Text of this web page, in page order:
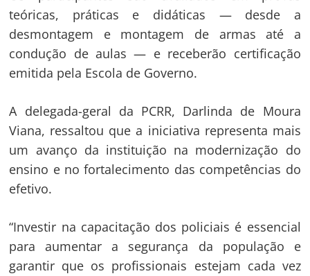
teóricas, práticas e didáticas — desde a
desmontagem e montagem de armas até a
condução de aulas — e receberão certificação
emitida pela Escola de Governo.
A delegada-geral da PCRR, Darlinda de Moura
Viana, ressaltou que a iniciativa representa mais
um avanço da instituição na modernização do
ensino e no fortalecimento das competências do
efetivo.
“Investir na capacitação dos policiais é essencial
para aumentar a segurança da população e
garantir que os profissionais estejam cada vez